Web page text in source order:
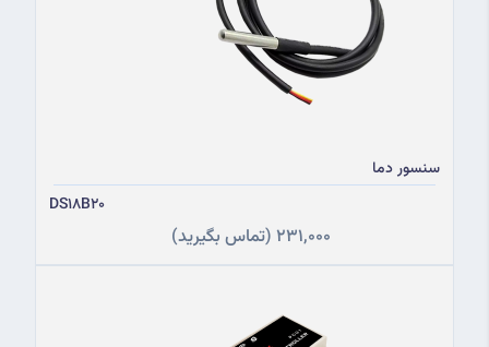
سنسور دما
DS18B20
231,000 (تماس بگیرید)